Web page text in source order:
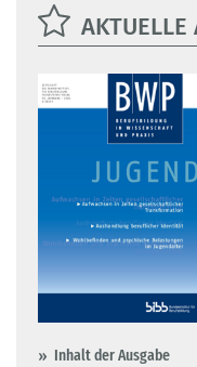
AKTUELLE
Inhalt der Ausgabe